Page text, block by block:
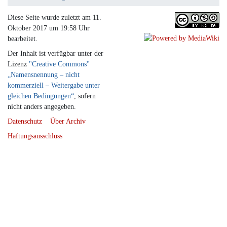
Diese Seite wurde zuletzt am 11.
Oktober 2017 um 19:58 Uhr
bearbeitet.
Der Inhalt ist verfügbar unter der
Lizenz ''Creative Commons''
„Namensnennung – nicht
kommerziell – Weitergabe unter
gleichen Bedingungen“, sofern
nicht anders angegeben.
Datenschutz
Über Archiv
Haftungsausschluss